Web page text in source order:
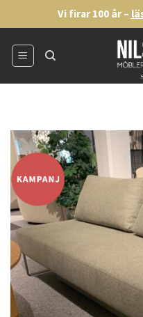
to
content
Vi firar 100 år –